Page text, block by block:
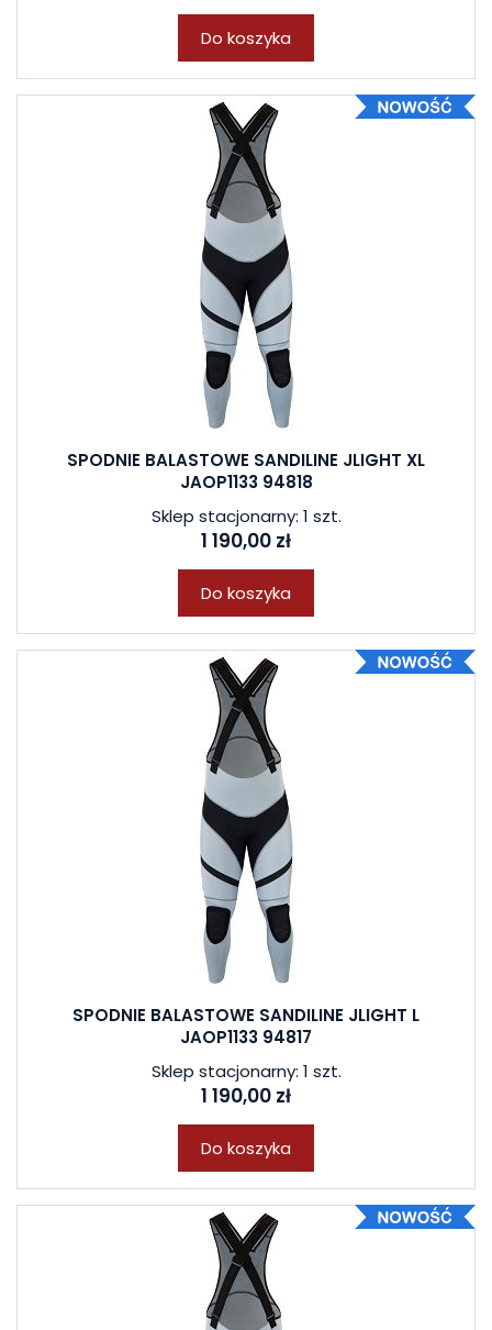
Do koszyka
SPODNIE BALASTOWE SANDILINE JLIGHT XL
JAOP1133 94818
Sklep stacjonarny: 1 szt.
1 190,00 zł
Do koszyka
SPODNIE BALASTOWE SANDILINE JLIGHT L
JAOP1133 94817
Sklep stacjonarny: 1 szt.
1 190,00 zł
Do koszyka